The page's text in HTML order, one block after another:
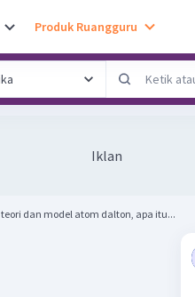
Produk Ruangguru
Iklan
teori dan model atom dalton, apa itu...